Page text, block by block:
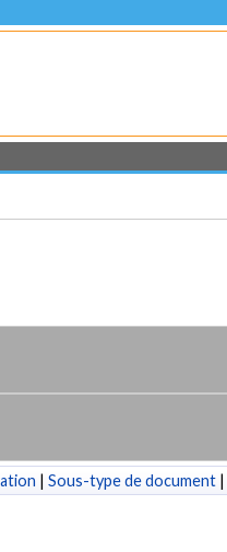
| Sous-type de document |